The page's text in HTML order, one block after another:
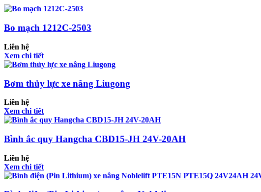
Bo mạch 1212C-2503
Liên hệ
Xem chi tiết
Bơm thủy lực xe nâng Liugong
Liên hệ
Xem chi tiết
Bình ắc quy Hangcha CBD15-JH 24V-20AH
Liên hệ
Xem chi tiết